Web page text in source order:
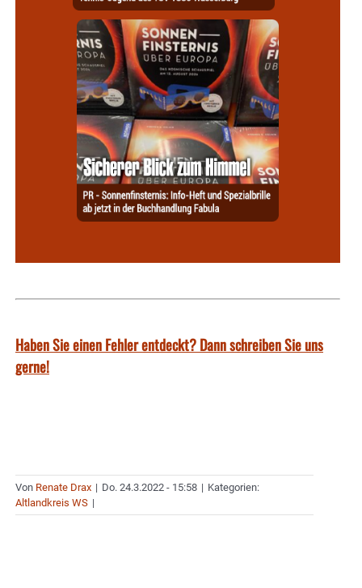
Haben Sie einen Fehler entdeckt? Dann schreiben Sie uns
gerne!
Von Renate Drax | Do. 24.3.2022 - 15:58 | Kategorien:
Altlandkreis WS |